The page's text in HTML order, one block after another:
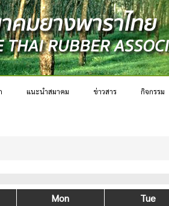
แนะนำสมาคม ข่าวสาร กิจกรรม
Mon Tue